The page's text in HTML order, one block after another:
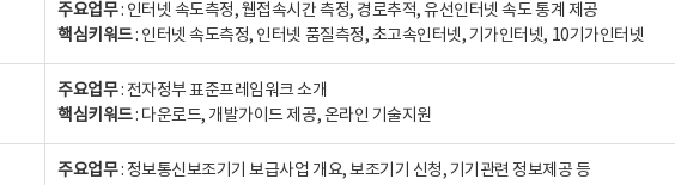
주요업무: 인터넷 속도측정, 웹접속시간 측정, 경로추적, 유선인터넷 속도 통계 제공
핵심키워드: 인터넷 속도측정, 인터넷 품질측정, 초고속인터넷, 기가인터넷, 10기가인터넷
주요업무: 전자정부 표준프레임워크 소개
핵심키워드: 다운로드, 개발가이드 제공, 온라인 기술지원
주요업무: 정보통신보조기기 보급사업 개요, 보조기기 신청, 기기관련 정보제공 등